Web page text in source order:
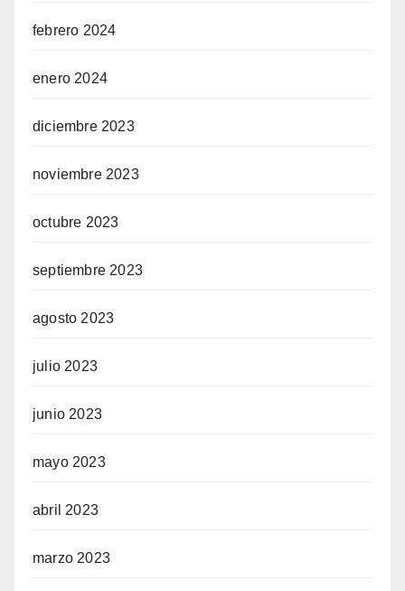
febrero 2024
enero 2024
diciembre 2023
noviembre 2023
octubre 2023
septiembre 2023
agosto 2023
julio 2023
junio 2023
mayo 2023
abril 2023
marzo 2023